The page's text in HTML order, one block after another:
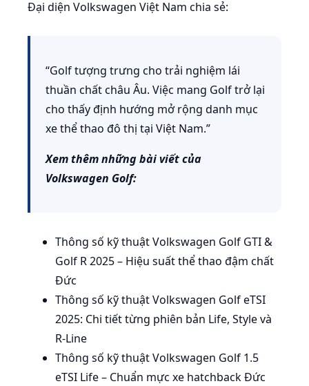
Đại diện Volkswagen Việt Nam chia sẻ:
“Golf tượng trưng cho trải nghiệm lái
thuần chất châu Âu. Việc mang Golf trở lại
cho thấy định hướng mở rộng danh mục
xe thể thao đô thị tại Việt Nam.”
Xem thêm những bài viết của
Volkswagen Golf:
Thông số kỹ thuật Volkswagen Golf GTI &
Golf R 2025 – Hiệu suất thể thao đậm chất
Đức
Thông số kỹ thuật Volkswagen Golf eTSI
2025: Chi tiết từng phiên bản Life, Style và
R-Line
Thông số kỹ thuật Volkswagen Golf 1.5
eTSI Life – Chuẩn mực xe hatchback Đức